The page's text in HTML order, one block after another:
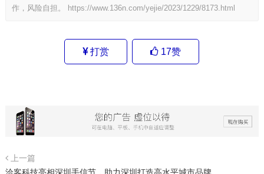
作，风险自担。
https://www.136n.com/yejie/2023/1229/8173.html
打赏 17赞
上一篇
​洽客科技亮相深圳手信节，助力深圳打造高水平城市品牌